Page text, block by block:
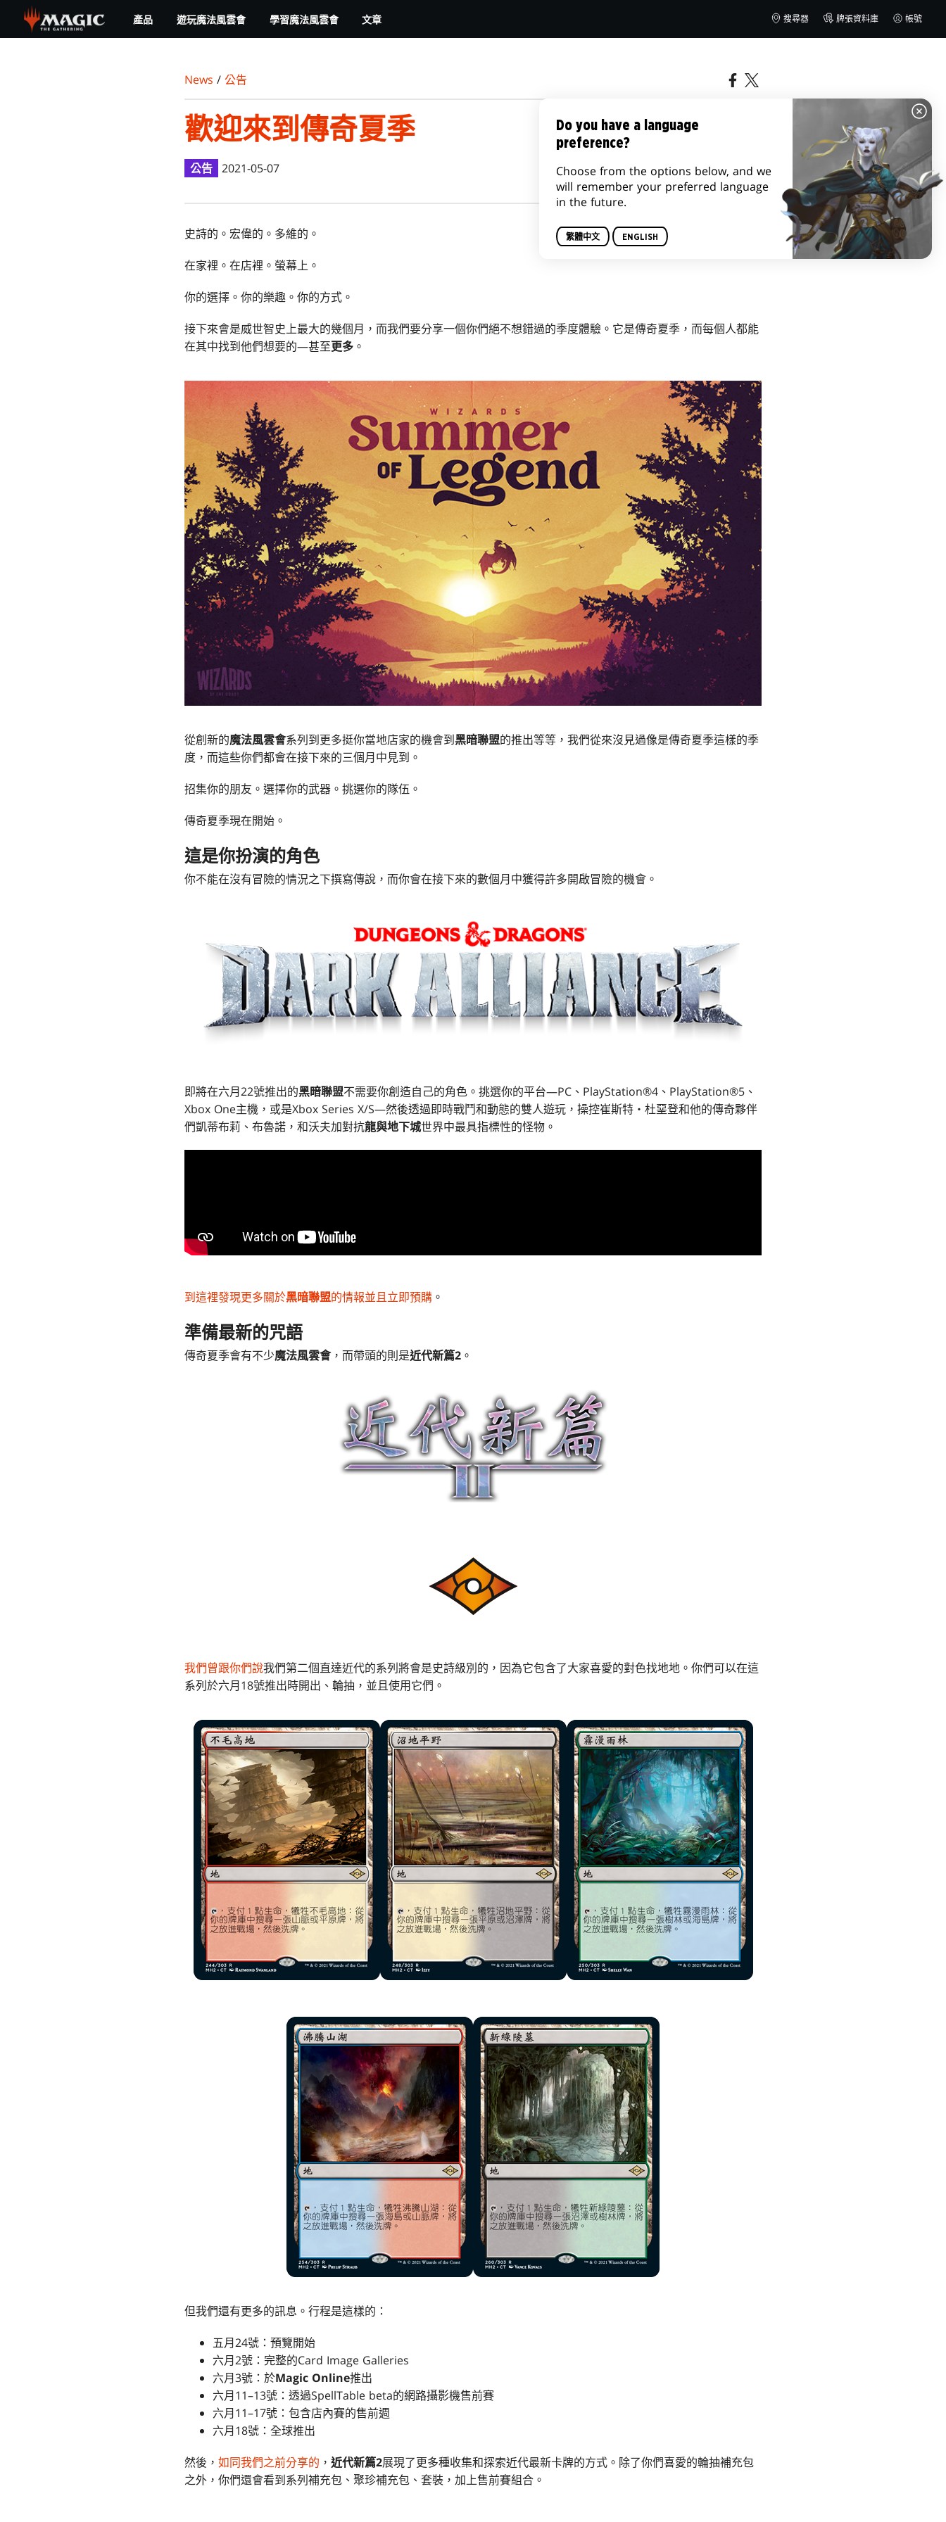
main
產品 遊玩魔法風雲會 學習魔法風雲會 文章 搜尋器 牌張資料庫 帳號
News / 公告
歡迎來到傳奇夏季
公告 2021-05-07
史詩的。宏偉的。多維的。
在家裡。在店裡。螢幕上。
你的選擇。你的樂趣。你的方式。
接下來會是威世智史上最大的幾個月，而我們要分享一個你們絕不想錯過的季度體驗。它是傳奇夏季，而每個人都能
在其中找到他們想要的—甚至更多 。
從創新的魔法風雲會系列到更多挺你當地店家的機會到黑暗聯盟的推出等等，我們從來沒見過像是傳奇夏季這樣的季
度，而這些你們都會在接下來的三個月中見到。
招集你的朋友。選擇你的武器。挑選你的隊伍。
傳奇夏季現在開始。
這是你扮演的角色
你不能在沒有冒險的情況之下撰寫傳說，而你會在接下來的數個月中獲得許多開啟冒險的機會。
即將在六月22號推出的黑暗聯盟不需要你創造自己的角色。挑選你的平台—PC、PlayStation®4、PlayStation®5、
Xbox One主機，或是Xbox Series X/S—然後透過即時戰鬥和動態的雙人遊玩，操控崔斯特‧杜堊登和他的傳奇夥伴
們凱蒂布莉、布魯諾，和沃夫加對抗龍與地下城世界中最具指標性的怪物。
到這裡發現更多關於黑暗聯盟的情報並且立即預購 。
準備最新的咒語
傳奇夏季會有不少魔法風雲會，而帶頭的則是近代新篇2 。
我們曾跟你們說我們第二個直達近代的系列將會是史詩級別的，因為它包含了大家喜愛的對色找地地。你們可以在這
系列於六月18號推出時開出、輪抽，並且使用它們。
但我們還有更多的訊息。行程是這樣的：
五月24號：預覽開始
六月2號：完整的Card Image Galleries
六月3號：於Magic Online推出
六月11–13號：透過SpellTable beta的網路攝影機售前賽
六月11–17號：包含店內賽的售前週
六月18號：全球推出
然後， 如同我們之前分享的 ， 近代新篇2展現了更多種收集和探索近代最新卡牌的方式。除了你們喜愛的輪抽補充包
之外，你們還會看到系列補充包、聚珍補充包、套裝，加上售前賽組合。
Do you have a language
preference?
Choose from the options below, and we
will remember your preferred language
in the future.
繁體中文 ENGLISH